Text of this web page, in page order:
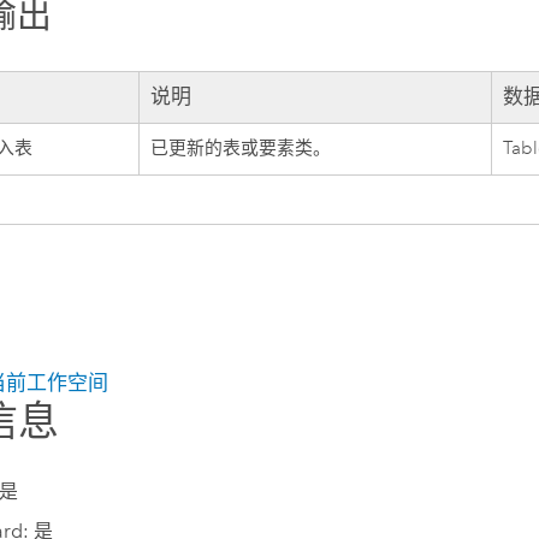
出
说明 数
表 已更新的表或要素类。
前工作空间
息
是